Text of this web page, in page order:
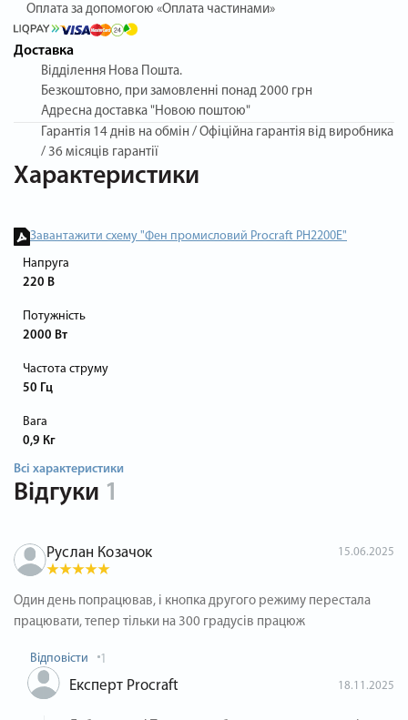
Оплата за допомогою «Оплата частинами»
Доставка
Відділення Нова Пошта.
Безкоштовно, при замовленні понад 2000 грн
Адресна доставка "Новою поштою"
Гарантія 14 днів на обмін / Офіційна гарантія від виробника
/ 36 місяців гарантії
Характеристики
Завантажити схему "Фен промисловий Procraft PH2200E"
Напруга
220 В
Потужність
2000 Вт
Частота струму
50 Гц
Вага
0,9 Кг
Всі характеристики
Відгуки 1
Руслан Козачок 15.06.2025
Один день попрацював, і кнопка другого режиму перестала
працювати, тепер тільки на 300 градусів працюж
Відповісти 1
Експерт Procraft 18.11.2025